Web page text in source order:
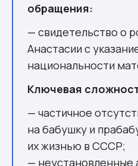
обращения:
— свидетельство о
Анастасии с
национальности
Ключевая
— частичное
на бабушку и
их жизнью в СССР;
— неустановленные